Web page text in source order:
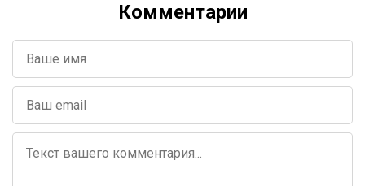
Комментарии